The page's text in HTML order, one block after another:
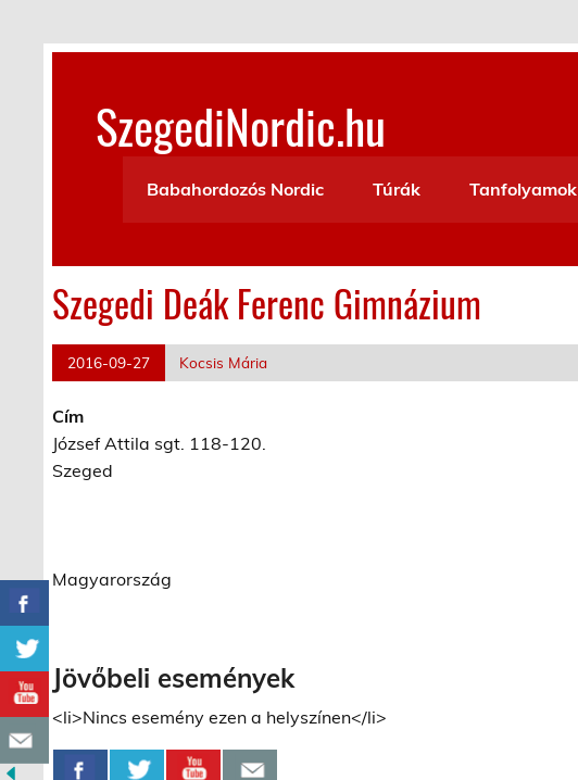
content
SzegediNordic.hu
Babahordozós Nordic
Túrák Tanfolyamok
Szegedi Deák Ferenc Gimnázium
2016-09-27 Kocsis Mária
Cím
József Attila sgt. 118-120.
Szeged
Magyarország
Jövőbeli események
<li>Nincs esemény ezen a helyszínen</li>